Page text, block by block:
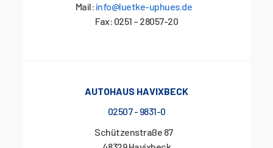
Mail: info@luetke-uphues.de
Fax: 0251 – 28057-20
AUTOHAUS HAVIXBECK
02507 - 9831-0
Schützenstraße 87